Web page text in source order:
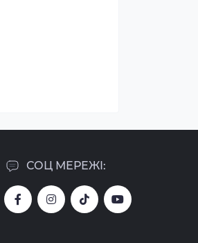
СОЦ МЕРЕЖІ: